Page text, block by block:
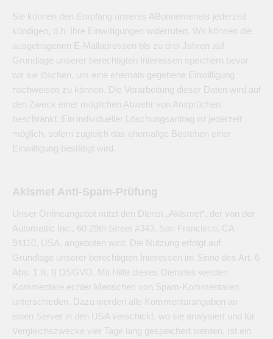
Sie können den Empfang unseres ABonnemenets jederzeit
kündigen, d.h. Ihre Einwilligungen widerrufen. Wir können die
ausgetragenen E-Mailadressen bis zu drei Jahren auf
Grundlage unserer berechtigten Interessen speichern bevor
wir sie löschen, um eine ehemals gegebene Einwilligung
nachweisen zu können. Die Verarbeitung dieser Daten wird auf
den Zweck einer möglichen Abwehr von Ansprüchen
beschränkt. Ein individueller Löschungsantrag ist jederzeit
möglich, sofern zugleich das ehemalige Bestehen einer
Einwilligung bestätigt wird.
Akismet Anti-Spam-Prüfung
Unser Onlineangebot nutzt den Dienst „Akismet“, der von der
Automattic Inc., 60 29th Street #343, San Francisco, CA
94110, USA, angeboten wird. Die Nutzung erfolgt auf
Grundlage unserer berechtigten Interessen im Sinne des Art. 6
Abs. 1 lit. f) DSGVO. Mit Hilfe dieses Dienstes werden
Kommentare echter Menschen von Spam-Kommentaren
unterschieden. Dazu werden alle Kommentarangaben an
einen Server in den USA verschickt, wo sie analysiert und für
Vergleichszwecke vier Tage lang gespeichert werden. Ist ein